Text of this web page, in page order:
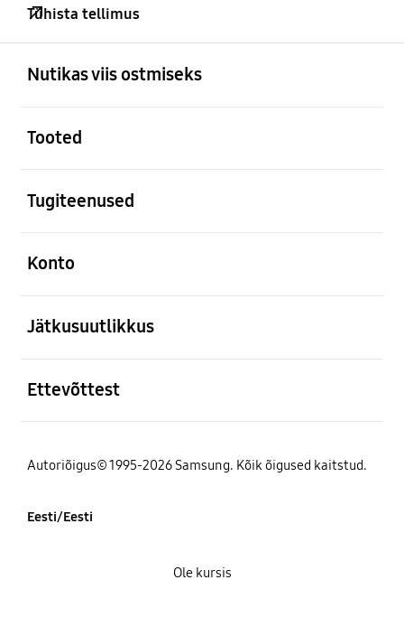
Tühista tellimus
Nutikas viis ostmiseks
Tooted
Tugiteenused
Konto
Jätkusuutlikkus
Ettevõttest
Autoriõigus© 1995-2026 Samsung. Kõik õigused kaitstud.
Eesti/Eesti
Ole kursis